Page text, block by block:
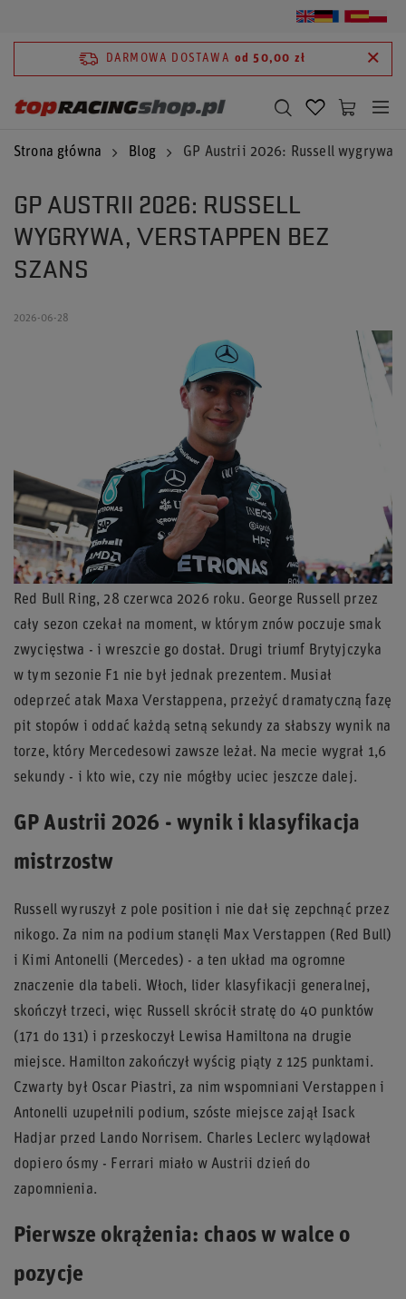
DARMOWA DOSTAWA od 50,00 zł
Strona główna Blog GP Austrii 2026: Russell wygrywa,
GP AUSTRII 2026: RUSSELL
WYGRYWA, VERSTAPPEN BEZ
SZANS
2026-06-28
Red Bull Ring, 28 czerwca 2026 roku. George Russell przez
cały sezon czekał na moment, w którym znów poczuje smak
zwycięstwa - i wreszcie go dostał. Drugi triumf Brytyjczyka
w tym sezonie F1 nie był jednak prezentem. Musiał
odeprzeć atak Maxa Verstappena, przeżyć dramatyczną fazę
pit stopów i oddać każdą setną sekundy za słabszy wynik na
torze, który Mercedesowi zawsze leżał. Na mecie wygrał 1,6
sekundy - i kto wie, czy nie mógłby uciec jeszcze dalej.
GP Austrii 2026 - wynik i klasyfikacja
mistrzostw
Russell wyruszył z pole position i nie dał się zepchnąć przez
nikogo. Za nim na podium stanęli Max Verstappen (Red Bull)
i Kimi Antonelli (Mercedes) - a ten układ ma ogromne
znaczenie dla tabeli. Włoch, lider klasyfikacji generalnej,
skończył trzeci, więc Russell skrócił stratę do 40 punktów
(171 do 131) i przeskoczył Lewisa Hamiltona na drugie
miejsce. Hamilton zakończył wyścig piąty z 125 punktami.
Czwarty był Oscar Piastri, za nim wspomniani Verstappen i
Antonelli uzupełnili podium, szóste miejsce zajął Isack
Hadjar przed Lando Norrisem. Charles Leclerc wylądował
dopiero ósmy - Ferrari miało w Austrii dzień do
zapomnienia.
Pierwsze okrążenia: chaos w walce o
pozycje